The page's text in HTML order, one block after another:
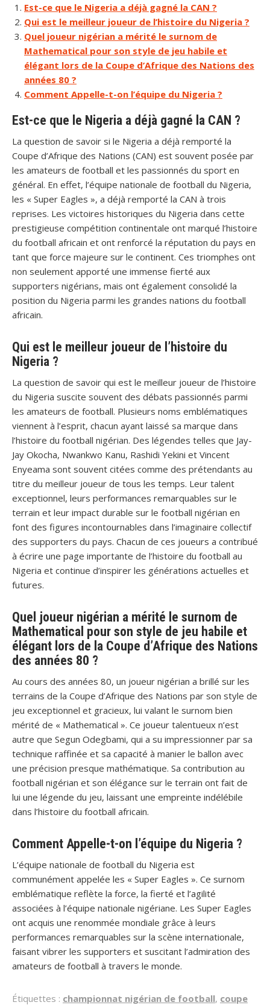
Est-ce que le Nigeria a déjà gagné la CAN ?
Qui est le meilleur joueur de l’histoire du Nigeria ?
Quel joueur nigérian a mérité le surnom de
Mathematical pour son style de jeu habile et
élégant lors de la Coupe d’Afrique des Nations des
années 80 ?
Comment Appelle-t-on l’équipe du Nigeria ?
Est-ce que le Nigeria a déjà gagné la CAN ?
La question de savoir si le Nigeria a déjà remporté la
Coupe d’Afrique des Nations (CAN) est souvent posée par
les amateurs de football et les passionnés du sport en
général. En effet, l’équipe nationale de football du Nigeria,
les « Super Eagles », a déjà remporté la CAN à trois
reprises. Les victoires historiques du Nigeria dans cette
prestigieuse compétition continentale ont marqué l’histoire
du football africain et ont renforcé la réputation du pays en
tant que force majeure sur le continent. Ces triomphes ont
non seulement apporté une immense fierté aux
supporters nigérians, mais ont également consolidé la
position du Nigeria parmi les grandes nations du football
africain.
Qui est le meilleur joueur de l’histoire du
Nigeria ?
La question de savoir qui est le meilleur joueur de l’histoire
du Nigeria suscite souvent des débats passionnés parmi
les amateurs de football. Plusieurs noms emblématiques
viennent à l’esprit, chacun ayant laissé sa marque dans
l’histoire du football nigérian. Des légendes telles que Jay-
Jay Okocha, Nwankwo Kanu, Rashidi Yekini et Vincent
Enyeama sont souvent citées comme des prétendants au
titre du meilleur joueur de tous les temps. Leur talent
exceptionnel, leurs performances remarquables sur le
terrain et leur impact durable sur le football nigérian en
font des figures incontournables dans l’imaginaire collectif
des supporters du pays. Chacun de ces joueurs a contribué
à écrire une page importante de l’histoire du football au
Nigeria et continue d’inspirer les générations actuelles et
futures.
Quel joueur nigérian a mérité le surnom de
Mathematical pour son style de jeu habile et
élégant lors de la Coupe d’Afrique des Nations
des années 80 ?
Au cours des années 80, un joueur nigérian a brillé sur les
terrains de la Coupe d’Afrique des Nations par son style de
jeu exceptionnel et gracieux, lui valant le surnom bien
mérité de « Mathematical ». Ce joueur talentueux n’est
autre que Segun Odegbami, qui a su impressionner par sa
technique raffinée et sa capacité à manier le ballon avec
une précision presque mathématique. Sa contribution au
football nigérian et son élégance sur le terrain ont fait de
lui une légende du jeu, laissant une empreinte indélébile
dans l’histoire du football africain.
Comment Appelle-t-on l’équipe du Nigeria ?
L’équipe nationale de football du Nigeria est
communément appelée les « Super Eagles ». Ce surnom
emblématique reflète la force, la fierté et l’agilité
associées à l’équipe nationale nigériane. Les Super Eagles
ont acquis une renommée mondiale grâce à leurs
performances remarquables sur la scène internationale,
faisant vibrer les supporters et suscitant l’admiration des
amateurs de football à travers le monde.
Étiquettes : championnat nigérian de football, coupe